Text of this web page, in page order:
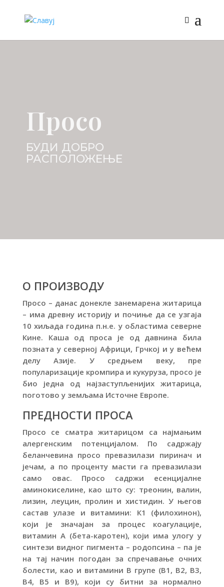
Просо
БУДИ ДОБРО
РАСПОЛОЖЕЊЕ
О ПРОИЗВОДУ
Просо – данас донекле занемарена житарица
– има древну историју и почиње да се узгаја
10 хиљада година п.н.е. у областима северне
Кине. Каша од проса је од давнина била
позната у северној Африци, Грчкој и у већем
делу Азије. У средњем веку, пре
популаризације кромпира и кукуруза, просо је
био једна од најзаступљенијих житарица,
поготово у земљама Источне Европе.
ПРЕДНОСТИ ПРОСА
Просо се сматра житарицом са најмањим
алергенским потенцијалом. По садржају
беланчевина просо превазилази пиринач и
јечам, а по проценту масти га превазилази
само овас. Просо садржи есенцијалне
аминокиселине, као што су: треонин, валин,
лизин, леуцин, пролин и хистидин. У његов
састав улазе и витамини: К1 (филохинон),
који је значајан за процес коагулације,
витамин А (бета-каротен), који има улогу у
синтези видног пигмента – родопсина – па је
на тај начин погодан за спречавање очних
болести, као и витамини B групе (B1, B2, B3,
B4, B5 и B9), који су битни за нормално